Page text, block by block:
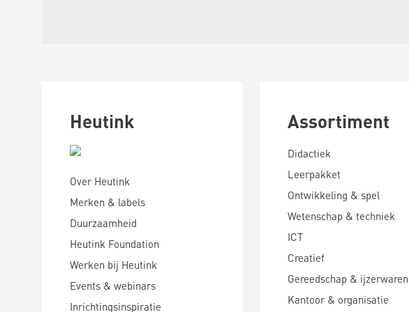
Heutink
Over Heutink
Merken & labels
Duurzaamheid
Heutink Foundation
Werken bij Heutink
Events & webinars
Inrichtingsinspiratie
Assortiment
Didactiek
Leerpakket
Ontwikkeling & spel
Wetenschap & techniek
ICT
Creatief
Gereedschap & ijzerwaren
Kantoor & organisatie